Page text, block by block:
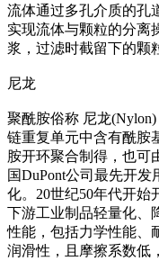
流体通过多孔介质的孔
实现流体与颗粒的分离
浆，过滤时截留下的颗
尼龙
聚酰胺俗称 尼龙
链重复单元中含有酰胺
胺开环聚合制得，也可
国DuPont公司最先开
化。20世纪50年代开始
下游工业制品轻量化、
性能，包括力学性能、
润滑性，且摩擦系数低